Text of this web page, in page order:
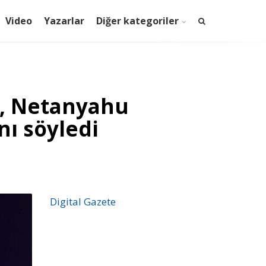
Video Yazarlar Diğer kategoriler
Netanyahu
söyledi
Digital Gazete